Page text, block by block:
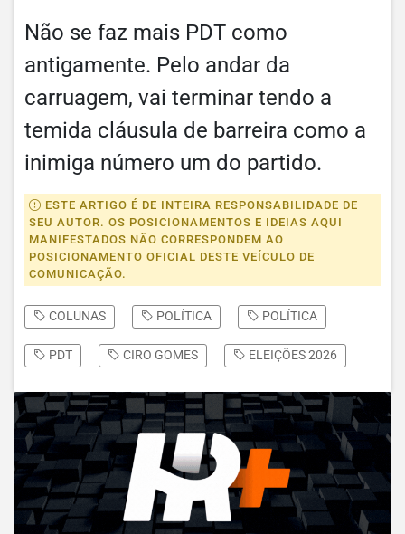
Não se faz mais PDT como
antigamente. Pelo andar da
carruagem, vai terminar tendo a
temida cláusula de barreira como a
inimiga número um do partido.
ESTE ARTIGO É DE INTEIRA RESPONSABILIDADE DE
SEU AUTOR. OS POSICIONAMENTOS E IDEIAS AQUI
MANIFESTADOS NÃO CORRESPONDEM AO
POSICIONAMENTO OFICIAL DESTE VEÍCULO DE
COMUNICAÇÃO.
COLUNAS POLÍTICA POLÍTICA
PDT CIRO GOMES ELEIÇÕES 2026